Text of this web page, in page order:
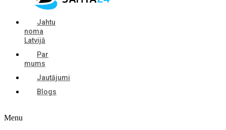
Jahtu
noma
Latvijā
Par
mums
Jautājumi
Blogs
Menu